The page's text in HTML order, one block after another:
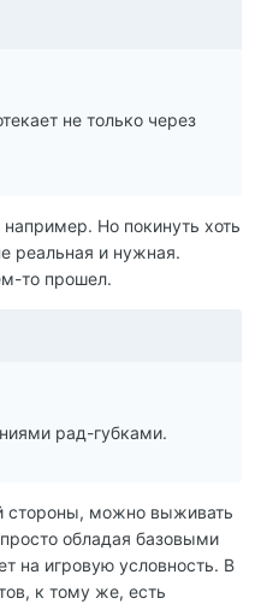
не только через
Но покинуть хоть
реальная и нужная.
то прошел.
рад-губками.
стороны, можно выживать
обладая базовыми
на игровую условность. В
к тому же, есть